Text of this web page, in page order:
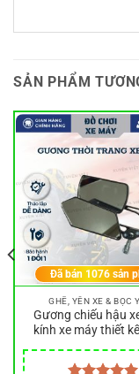
SẢN PHẨM
GHẾ, YÊN XE & BỌC
Gương chiếu hậu
kính xe máy thiết
Việt
Đã bán 1076sản